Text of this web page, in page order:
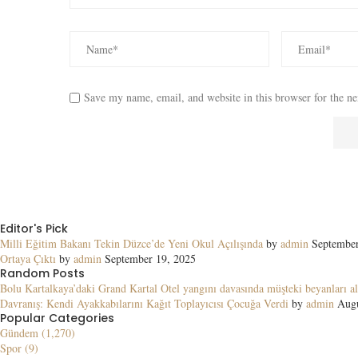
Save my name, email, and website in this browser for the
Editor's Pick
Milli Eğitim Bakanı Tekin Düzce’de Yeni Okul Açılışında by admin
Ortaya Çıktı by admin September 19, 2025
Random Posts
Bolu Kartalkaya’daki Grand Kartal Otel yangını davasında müşteki beyanları
Davranış: Kendi Ayakkabılarını Kağıt Toplayıcısı Çocuğa Verdi by admin
Popular Categories
Gündem (1,270)
Spor (9)